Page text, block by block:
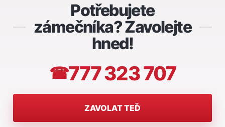
Potřebujete
zámečníka? Zavolejte
hned!
☎777 323 707
ZAVOLAT TEĎ